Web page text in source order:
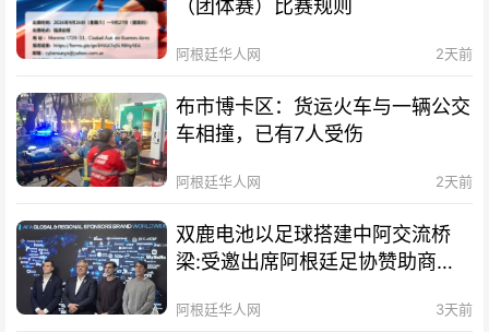
（团体赛）比赛规则
阿根廷华人网 2天前
布市博卡区：货运火车与一辆公交
车相撞，已有7人受伤
阿根廷华人网 2天前
双鹿电池以足球搭建中阿交流桥
梁:受邀出席阿根廷足协赞助商招
阿根廷华人网 3天前